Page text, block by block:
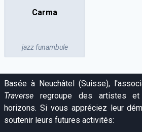
Carma
jazz funambule
Basée à Neuchâtel (Suisse),
Traverse regroupe des artistes
horizons. Si vous appréciez leur
soutenir leurs futures activités: